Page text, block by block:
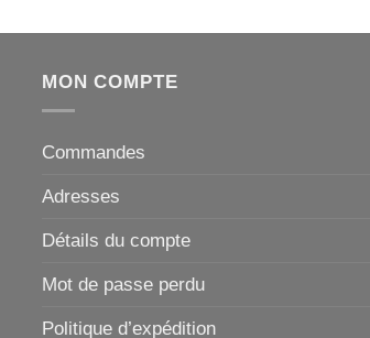
MON COMPTE
Commandes
Adresses
Détails du compte
Mot de passe perdu
Politique d’expédition